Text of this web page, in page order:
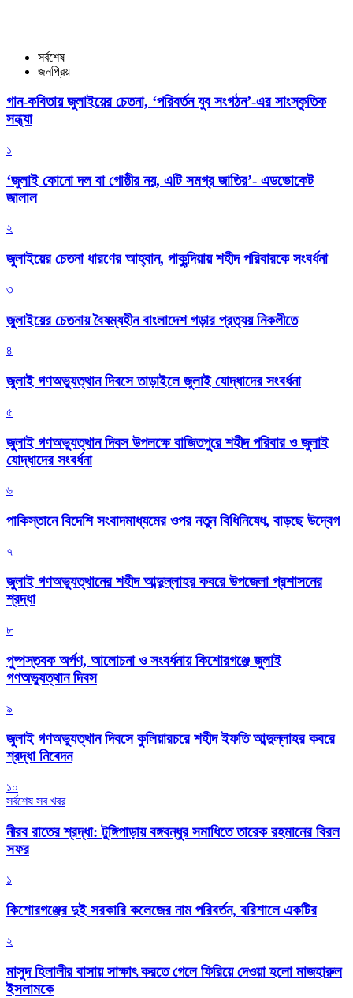
সর্বশেষ
জনপ্রিয়
গান-কবিতায় জুলাইয়ের চেতনা, ‘পরিবর্তন যুব সংগঠন’-এর সাংস্কৃতিক
সন্ধ্যা
১
‘জুলাই কোনো দল বা গোষ্ঠীর নয়, এটি সমগ্র জাতির’- এডভোকেট
জালাল
২
জুলাইয়ের চেতনা ধারণের আহ্বান, পাকুন্দিয়ায় শহীদ পরিবারকে সংবর্ধনা
৩
জুলাইয়ের চেতনায় বৈষম্যহীন বাংলাদেশ গড়ার প্রত্যয় নিকলীতে
৪
জুলাই গণঅভ্যুত্থান দিবসে তাড়াইলে জুলাই যোদ্ধাদের সংবর্ধনা
৫
জুলাই গণঅভ্যুত্থান দিবস উপলক্ষে বাজিতপুরে শহীদ পরিবার ও জুলাই
যোদ্ধাদের সংবর্ধনা
৬
পাকিস্তানে বিদেশি সংবাদমাধ্যমের ওপর নতুন বিধিনিষেধ, বাড়ছে উদ্বেগ
৭
জুলাই গণঅভ্যুত্থানের শহীদ আব্দুল্লাহর কবরে উপজেলা প্রশাসনের
শ্রদ্ধা
৮
পুষ্পস্তবক অর্পণ, আলোচনা ও সংবর্ধনায় কিশোরগঞ্জে জুলাই
গণঅভ্যুত্থান দিবস
৯
জুলাই গণঅভ্যুত্থান দিবসে কুলিয়ারচরে শহীদ ইফতি আব্দুল্লাহর কবরে
শ্রদ্ধা নিবেদন
১০
সর্বশেষ সব খবর
নীরব রাতের শ্রদ্ধা: টুঙ্গিপাড়ায় বঙ্গবন্ধুর সমাধিতে তারেক রহমানের বিরল
সফর
১
কিশোরগঞ্জের দুই সরকারি কলেজের নাম পরিবর্তন, বরিশালে একটির
২
মাসুদ হিলালীর বাসায় সাক্ষাৎ করতে গেলে ফিরিয়ে দেওয়া হলো মাজহারুল
ইসলামকে